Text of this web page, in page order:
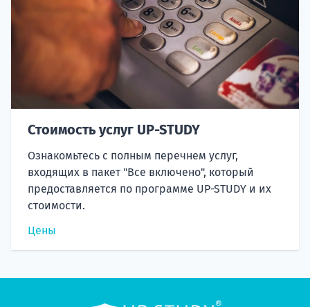
Стоимость услуг UP-STUDY
Ознакомьтесь с полным перечнем услуг,
входящих в пакет "Все включено", который
предоставляется по программе UP-STUDY и их
стоимости.
Цены